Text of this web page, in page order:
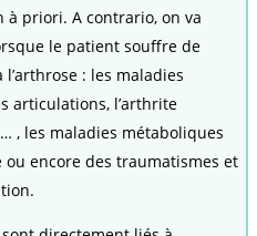
priori. A contrario, on va
le patient souffre de
: les maladies
articulations, l’arthrite
, les maladies métaboliques
encore des traumatismes et